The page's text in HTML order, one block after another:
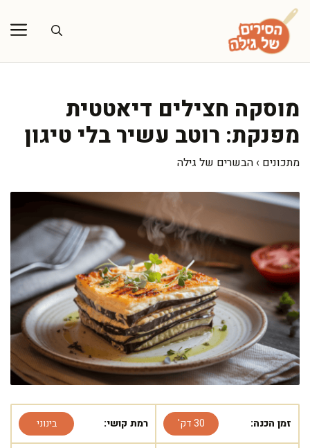
לדלג
לתוכן
מוסקה חצילים דיאטטית
מפנקת: רוטב עשיר בלי טיגון
מתכונים › הבשרים של גילה
זמן הכנה: 30 דק' רמת קושי: בינוני